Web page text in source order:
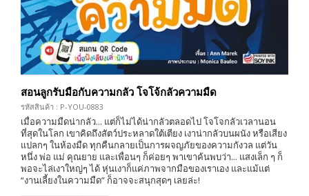
สอนลูกรับมือกับความกลัว โจโจ้กลัวความมืด
รหัสสินค้า : P-YOU-0883
เมื่อความมืดน่ากลัว... แต่ก็ไม่ได้น่ากลัวตลอดไป โจโจกลัวเวลานอน
ที่สุดในโลก เขาคิดถึงสัตว์ประหลาดใต้เตียง เงาน่ากลัวบนผนัง หรือเสียง
แปลกๆ ในห้องมืด ทุกคืนกลายเป็นการผจญภัยของความกังวล แต่วัน
หนึ่ง พ่อ แม่ คุณยาย และเพื่อนๆ ก็ค่อยๆ พาเขาค้นพบว่า... แสงเล็ก ๆ ก็
พอจะไล่เงาใหญ่ๆ ได้ หุ่นเงาก็แค่ภาพจากมือของเราเอง และแม้แต่
“งานเลี้ยงในความมืด” ก็อาจจะสนุกสุดๆ เลยล่ะ!